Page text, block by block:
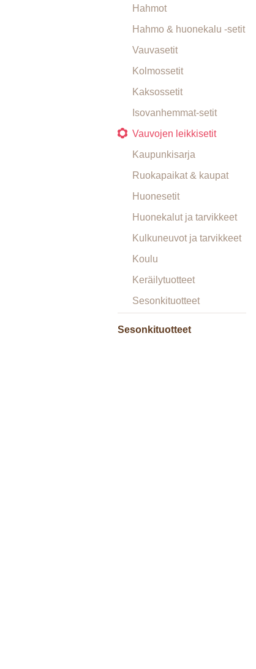
Hahmot
Hahmo & huonekalu -setit
Vauvasetit
Kolmossetit
Kaksossetit
Isovanhemmat-setit
Vauvojen leikkisetit
Kaupunkisarja
Ruokapaikat & kaupat
Huonesetit
Huonekalut ja tarvikkeet
Kulkuneuvot ja tarvikkeet
Koulu
Keräilytuotteet
Sesonkituotteet
Sesonkituotteet